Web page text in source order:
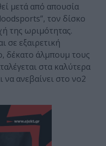
μετά από απουσία
τον δίσκο
της ωριμότητας.
σε εξαιρετική
δέκατο άλμπουμ τους
στα καλύτερα
να ανεβαίνει στο νο2